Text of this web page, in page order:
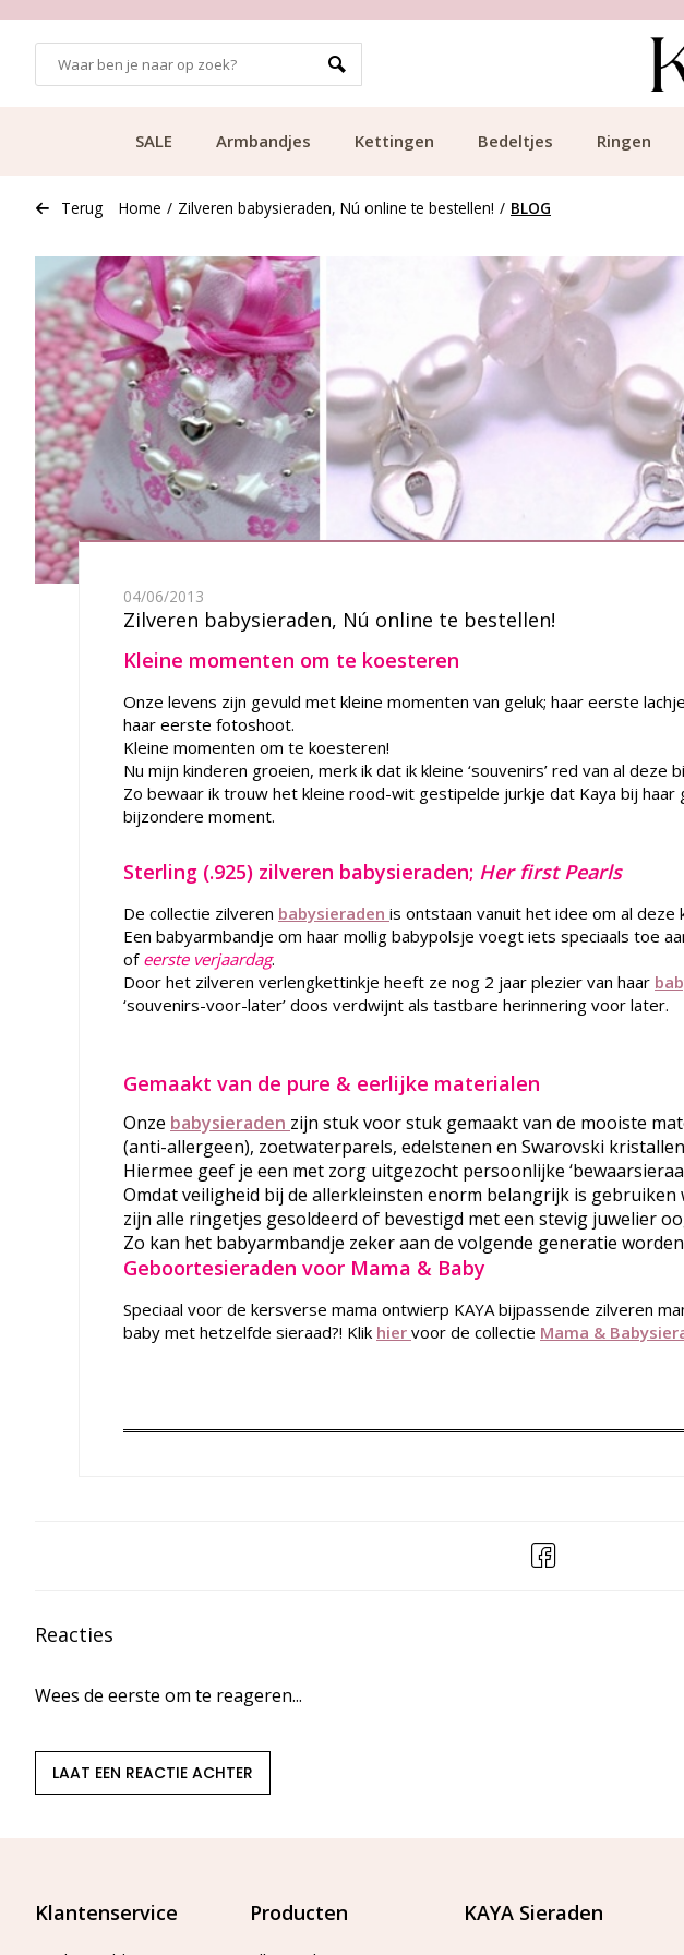
SALE Armbandjes Kettingen Bedeltjes Ringen
Terug Home / Zilveren babysieraden, Nú online te bestellen! / BLOG
04/06/2013
Zilveren babysieraden, Nú online te bestellen!
Kleine momenten om te koesteren
Onze levens zijn gevuld met kleine momenten van geluk; haar eerste
haar eerste fotoshoot.
Kleine momenten om te koesteren!
Nu mijn kinderen groeien, merk ik dat ik kleine ‘souvenirs’ red van al
Zo bewaar ik trouw het kleine rood-wit gestipelde jurkje dat Kaya bij
bijzondere moment.
Sterling (.925) zilveren babysieraden; Her first Pearls
De collectie zilveren babysieraden is ontstaan vanuit het idee om al deze
Een babyarmbandje om haar mollig babypolsje voegt iets speciaals toe
of eerste verjaardag.
Door het zilveren verlengkettinkje heeft ze nog 2 jaar plezier van haar
‘souvenirs-voor-later’ doos verdwijnt als tastbare herinnering voor later.
Gemaakt van de pure & eerlijke materialen
Onze babysieraden zijn stuk voor stuk gemaakt van de mooiste
(anti-allergeen), zoetwaterparels, edelstenen en Swarovski
Hiermee geef je een met zorg uitgezocht persoonlijke
Omdat veiligheid bij de allerkleinsten enorm belangrijk is gebruiken
zijn alle ringetjes gesoldeerd of bevestigd met een stevig juwelier
Zo kan het babyarmbandje zeker aan de volgende generatie
Geboortesieraden voor Mama & Baby
Speciaal voor de kersverse mama ontwierp KAYA bijpassende zilveren
baby met hetzelfde sieraad?! Klik hier voor de collectie Mama &
Reacties
Wees de eerste om te reageren...
LAAT EEN REACTIE ACHTER
Klantenservice Producten KAYA Sieraden